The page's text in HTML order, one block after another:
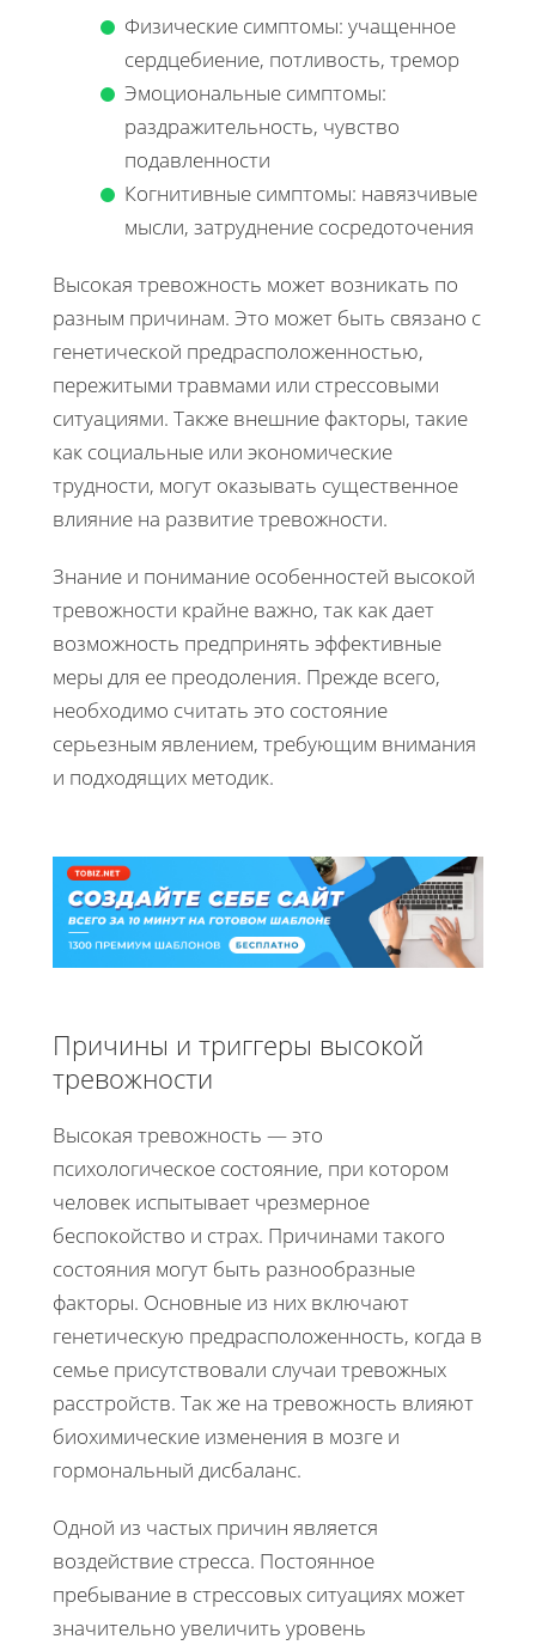
Физические симптомы: учащенное
сердцебиение, потливость, тремор
Эмоциональные симптомы:
раздражительность, чувство
подавленности
Когнитивные симптомы: навязчивые
мысли, затруднение сосредоточения
Высокая тревожность может возникать по
разным причинам. Это может быть связано с
генетической предрасположенностью,
пережитыми травмами или стрессовыми
ситуациями. Также внешние факторы, такие
как социальные или экономические
трудности, могут оказывать существенное
влияние на развитие тревожности.
Знание и понимание особенностей высокой
тревожности крайне важно, так как дает
возможность предпринять эффективные
меры для ее преодоления. Прежде всего,
необходимо считать это состояние
серьезным явлением, требующим внимания
и подходящих методик.
Причины и триггеры высокой
тревожности
Высокая тревожность — это
психологическое состояние, при котором
человек испытывает чрезмерное
беспокойство и страх. Причинами такого
состояния могут быть разнообразные
факторы. Основные из них включают
генетическую предрасположенность, когда в
семье присутствовали случаи тревожных
расстройств. Так же на тревожность влияют
биохимические изменения в мозге и
гормональный дисбаланс.
Одной из частых причин является
воздействие стресса. Постоянное
пребывание в стрессовых ситуациях может
значительно увеличить уровень